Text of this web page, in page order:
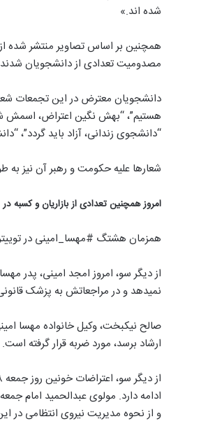
شده اند.»
همچنین بر اساس تصاویر منتشر شده
مصدومیت تعدادی از دانشجویان
دانشجویان معترض در این تجمعات
هستیم”، “بهش نگین اعتراض، اسمش
“دانشجوی زندانی، آزاد باید گردد”،
شعارها علیه حکومت و رهبر آن نیز
امروز همچنین تعدادی از بازاریان و
همزمان هشتگ #مهسا_امینی در توییتر بعنوان یک
نمیدهد و در مراجعاتش به پزشک
صالح نیکبخت، وکیل خانواده مهسا
ارشاد برسد، مورد ضربه قرار گرفته
و از نحوه مدیریت نیروی انتظامی در